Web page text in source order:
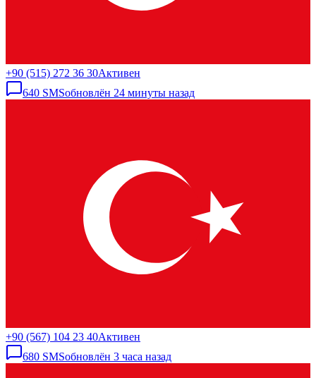
+90 (515) 272 36 30Активен
640 SMSобновлён 24 минуты назад
+90 (567) 104 23 40Активен
680 SMSобновлён 3 часа назад